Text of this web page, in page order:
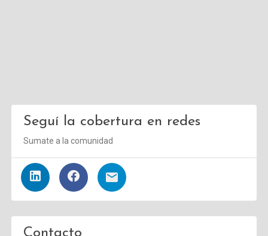
Seguí la cobertura en redes
Sumate a la comunidad
Contacto